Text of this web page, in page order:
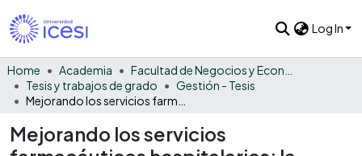
Log In
Home Academia
Tesis y trabajos de grado
Gestión - Tesis
Mejorando los servicios